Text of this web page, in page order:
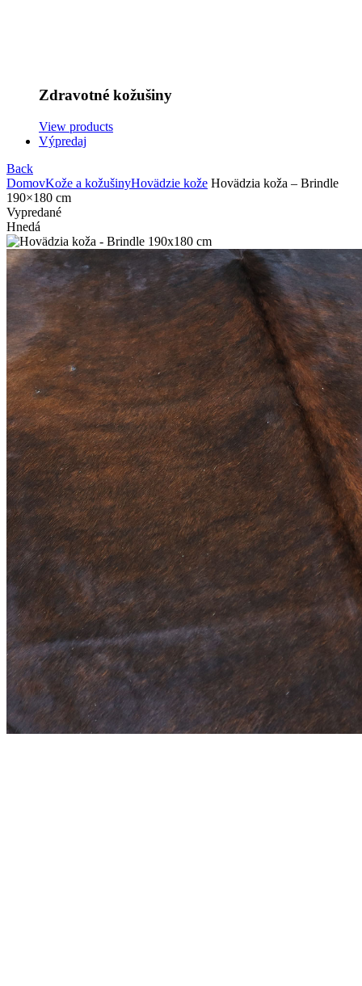
Zdravotné kožušiny
View products
Výpredaj
Back
DomovKože a kožušinyHovädzie kože Hovädzia koža – Brindle
190×180 cm
Vypredané
Hnedá